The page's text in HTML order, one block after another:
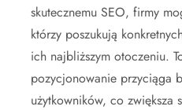
skutecznemu SEO, firmy
którzy poszukują
ich najbliższym otoczeniu.
pozycjonowanie przyciąga
użytkowników, co zwiększa